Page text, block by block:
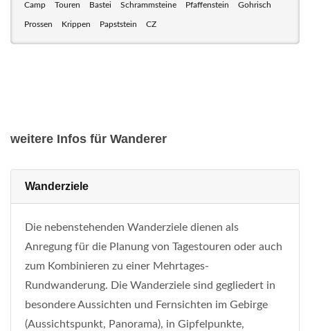
Camp Touren Bastei Schrammsteine Pfaffenstein Gohrisch
Prossen Krippen Papststein CZ
weitere Infos für Wanderer
Wanderziele
Die nebenstehenden Wanderziele dienen als
Anregung für die Planung von Tagestouren oder auch
zum Kombinieren zu einer Mehrtages-
Rundwanderung. Die Wanderziele sind gegliedert in
besondere Aussichten und Fernsichten im Gebirge
(Aussichtspunkt, Panorama), in Gipfelpunkte,